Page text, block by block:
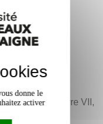
République
, Livre VII,
donne le
activer